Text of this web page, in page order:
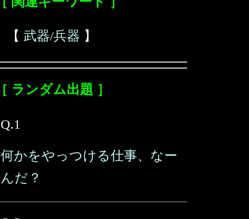
【 武器/兵器 】
［ ランダム出題 ］
Q.1
何かをやっつける仕事、なー
んだ？